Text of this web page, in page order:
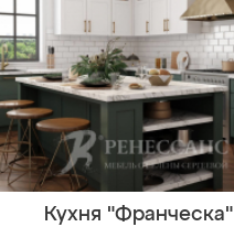
Кухня "Франческа"